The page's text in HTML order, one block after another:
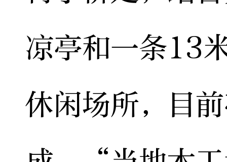
凉亭和一条13
休闲场所，目